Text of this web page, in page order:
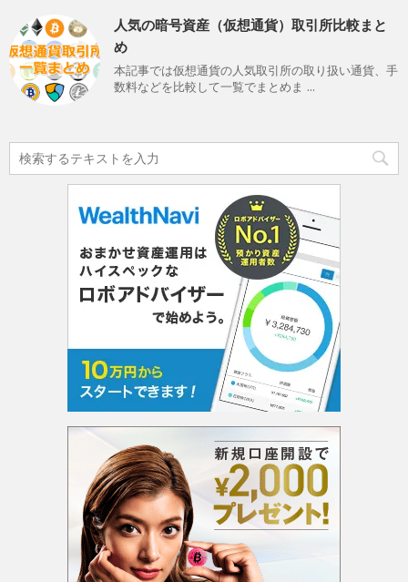
人気の暗号資産（仮想通貨）取引所比較まと
め
本記事では仮想通貨の人気取引所の取り扱い通貨、手
数料などを比較して一覧でまとめま ...